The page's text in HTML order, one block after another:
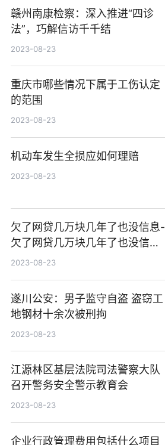
赣州南康检察：深入推进“四诊
法”，巧解信访千千结
2023-08-23
重庆市哪些情况下属于工伤认定
的范围
2023-08-23
机动车发生全损应如何理赔
2023-08-23
欠了网贷几万块几年了也没信息-
欠了网贷几万块几年了也没信息
怎么办
2023-08-23
遂川公安：男子监守自盗 盗窃工
地钢材十余次被刑拘
2023-08-23
江源林区基层法院司法警察大队
召开警务安全警示教育会
2023-08-23
企业行政管理费用包括什么项目